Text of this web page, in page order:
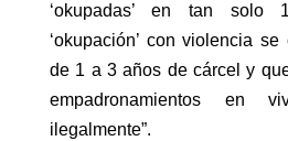
‘okupadas’ en tan
‘okupación’ con violencia
de 1 a 3 años de cárcel y
empadronamientos en
ilegalmente”.